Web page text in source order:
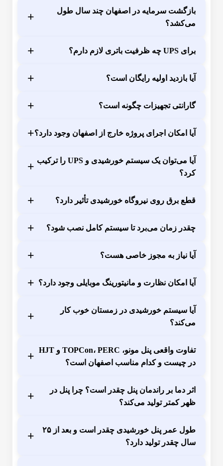
بازگشت سرمایه در اصفهان چند سال طول
می‌کشد؟
+
برای UPS چه ظرفیت باتری لازم دارم؟ +
آیا بازدید اولیه رایگان است؟ +
گارانتی تجهیزات چگونه است؟ +
آیا امکان اجرای پروژه خارج از اصفهان وجود دارد؟+
آیا می‌توان یک سیستم خورشیدی و UPS را ترکیب
کرد؟
+
قطع برق روی نیروگاه خورشیدی تأثیر دارد؟ +
چقدر زمان می‌برد تا سیستم کامل نصب شود؟ +
آیا نیاز به مجوز خاصی هست؟ +
آیا امکان نظارت و مانیتورینگ موبایلی وجود دارد؟ +
آیا سیستم خورشیدی در زمستان خوب کار
می‌کند؟
+
تفاوت واقعی پنل مونو، TOPCon، PERC و HJT
در چیست و کدام مناسب اصفهان است؟
+
اثر دما بر راندمان پنل چقدر است؟ چرا پنل در
ظهر کمتر تولید می‌کند؟
+
طول عمر پنل خورشیدی چقدر است و بعد از ۲۵
سال چقدر تولید دارد؟
+